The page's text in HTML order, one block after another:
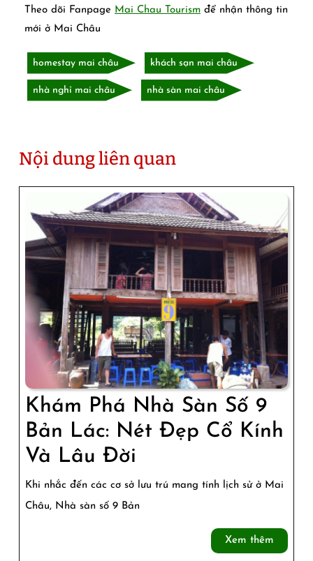
Theo dõi Fanpage Mai Chau Tourism để nhận thông tin
mới ở Mai Châu
homestay mai châu khách sạn mai châu
nhà nghỉ mai châu nhà sàn mai châu
Nội dung liên quan
Khám Phá Nhà Sàn Số 9
Bản Lác: Nét Đẹp Cổ Kính
Và Lâu Đời
Phá
Nhà
Khi nhắc đến các cơ sở lưu trú mang tính lịch sử ở Mai
Châu, Nhà sàn số 9 Bản
Xem thêm
thêm